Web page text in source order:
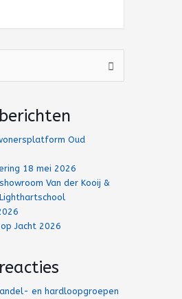
Oud
18 mei 2026
Van der Kooij &
Jacht 2026
en hardloopgroepen